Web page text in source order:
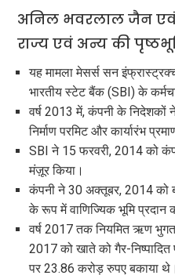
अनिल भवरलाल जैन एवं
राज्य एवं अन्य की
यह मामला मेसर्स सन
भारतीय स्टेट बैंक (SBI) के
वर्ष 2013 में, कंपनी के निदेशकों
निर्माण परमिट और कार्यारंभ
SBI ने 15 फरवरी, 2014 को
मंज़ूर किया।
कंपनी ने 30 अक्तूबर, 2014 को
के रूप में वाणिज्यिक भूमि प्रदान
वर्ष 2017 तक नियमित ऋण
2017 को खाते को गैर-निष्पादित
पर 23.86 करोड़ रुपए बकाया थे।